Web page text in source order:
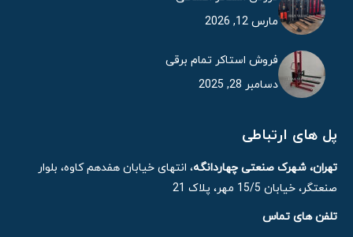
مارس 12, 2026
فروش استاکر تمام برقی
دسامبر 28, 2025
پل های ارتباطی
تهران، شهرک صنعتی چهاردانگه، انتهای خیابان هفدهم کاوه، بلوار
صنعتگر، خیابان 15/5 مهر، پلاک 21
تلفن های تماس